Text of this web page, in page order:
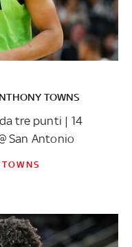
TOWNS
tre punti | 14
San Antonio